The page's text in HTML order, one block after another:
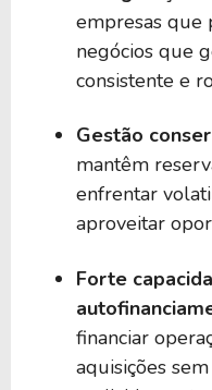
empresas que
negócios que
consistente e
Gestão
mantêm
enfrentar
aproveitar
Forte
financiar
aquisições